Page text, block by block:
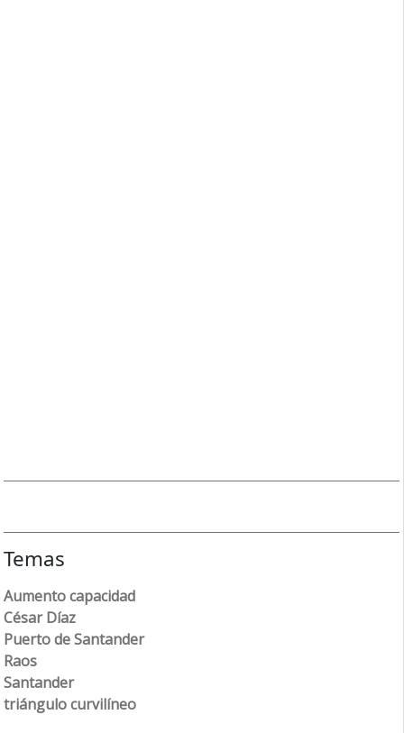
Temas
Aumento capacidad
César Díaz
Puerto de Santander
Raos
Santander
triángulo curvilíneo